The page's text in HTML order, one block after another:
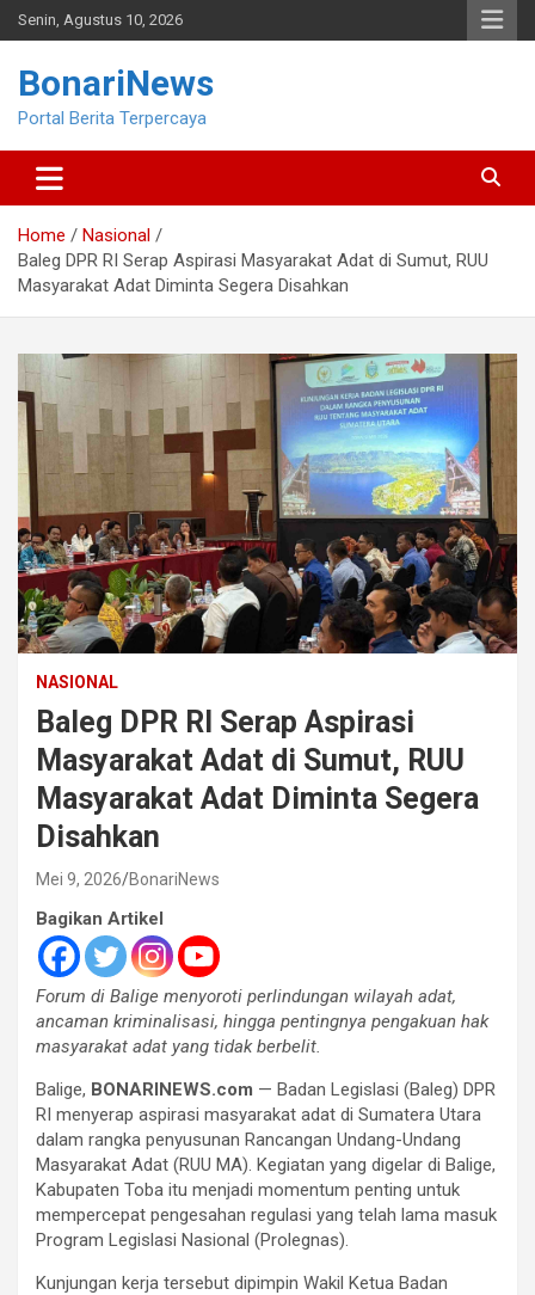
Skip
to
Senin, Agustus 10, 2026
BonariNews
Portal Berita Terpercaya
Home
Nasional
Baleg DPR RI Serap Aspirasi Masyarakat Adat di Sumut, RUU
Masyarakat Adat Diminta Segera Disahkan
NASIONAL
Baleg DPR RI Serap Aspirasi
Masyarakat Adat di Sumut, RUU
Masyarakat Adat Diminta Segera
Disahkan
Mei 9, 2026 BonariNews
Bagikan Artikel
Forum di Balige menyoroti perlindungan wilayah adat,
ancaman kriminalisasi, hingga pentingnya pengakuan hak
masyarakat adat yang tidak berbelit.
Balige, BONARINEWS.com — Badan Legislasi (Baleg) DPR
RI menyerap aspirasi masyarakat adat di Sumatera Utara
dalam rangka penyusunan Rancangan Undang-Undang
Masyarakat Adat (RUU MA). Kegiatan yang digelar di Balige,
Kabupaten Toba itu menjadi momentum penting untuk
mempercepat pengesahan regulasi yang telah lama masuk
Program Legislasi Nasional (Prolegnas).
Kunjungan kerja tersebut dipimpin Wakil Ketua Badan